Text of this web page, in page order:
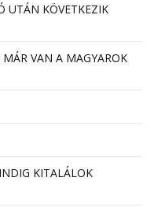
UTÁN KÖVETKEZIK
MÁR VAN A MAGYAROK
KITALÁLOK